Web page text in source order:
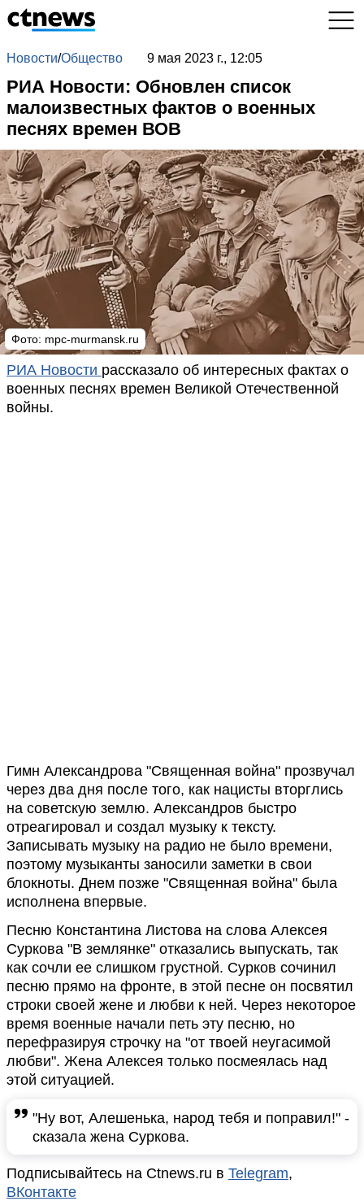
Новости/Общество 9 мая 2023 г., 12:05
РИА Новости: Обновлен список
малоизвестных фактов о военных
песнях времен ВОВ
Фото: mpc-murmansk.ru
РИА Новости рассказало об интересных фактах о
военных песнях времен Великой Отечественной
войны.
Гимн Александрова "Священная война" прозвучал
через два дня после того, как нацисты вторглись
на советскую землю. Александров быстро
отреагировал и создал музыку к тексту.
Записывать музыку на радио не было времени,
поэтому музыканты заносили заметки в свои
блокноты. Днем позже "Священная война" была
исполнена впервые.
Песню Константина Листова на слова Алексея
Суркова "В землянке" отказались выпускать, так
как сочли ее слишком грустной. Сурков сочинил
песню прямо на фронте, в этой песне он посвятил
строки своей жене и любви к ней. Через некоторое
время военные начали петь эту песню, но
перефразируя строчку на "от твоей неугасимой
любви". Жена Алексея только посмеялась над
этой ситуацией.
"Ну вот, Алешенька, народ тебя и поправил!" -
сказала жена Суркова.
Подписывайтесь на Ctnews.ru в Telegram,
ВКонтакте